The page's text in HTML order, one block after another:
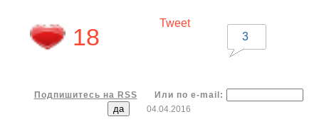
18
Tweet
3
Подпишитесь на RSS
Или по e-mail:
04.04.2016